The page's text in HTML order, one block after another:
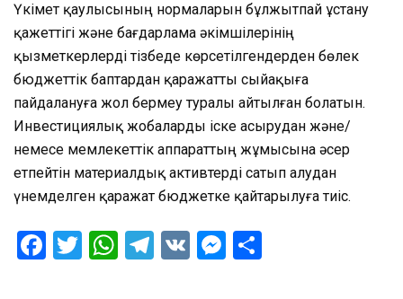
Үкімет қаулысының нормаларын бұлжытпай ұстану
қажеттігі және бағдарлама әкімшілерінің
қызметкерлерді тізбеде көрсетілгендерден бөлек
бюджеттік баптардан қаражатты сыйақыға
пайдалануға жол бермеу туралы айтылған болатын.
Инвестициялық жобаларды іске асырудан және/
немесе мемлекеттік аппараттың жұмысына әсер
етпейтін материалдық активтерді сатып алудан
үнемделген қаражат бюджетке қайтарылуға тиіс.
Facebook
Twitter
WhatsApp
Telegram
VK Messenger